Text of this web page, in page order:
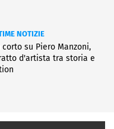
NOTIZIE
corto su Piero Manzoni,
d'artista tra storia e